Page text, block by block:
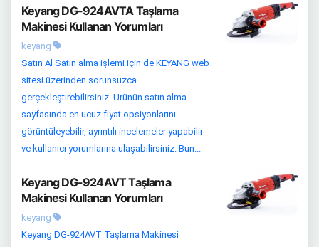
Keyang DG-924AVTA Taşlama
Makinesi Kullanan Yorumları
keyang
Satın Al Satın alma işlemi için de KEYANG web
sitesi üzerinden sorunsuzca
gerçekleştirebilirsiniz. Ürünün satın alma
sayfasında en ucuz fiyat opsiyonlarını
görüntüleyebilir, ayrıntılı incelemeler yapabilir
ve kullanıcı yorumlarına ulaşabilirsiniz. Bun...
Keyang DG-924AVT Taşlama
Makinesi Kullanan Yorumları
keyang
Keyang DG-924AVT Taşlama Makinesi